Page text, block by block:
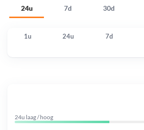
24u 7d 30d
1u 24u 7d
24u laag / hoog